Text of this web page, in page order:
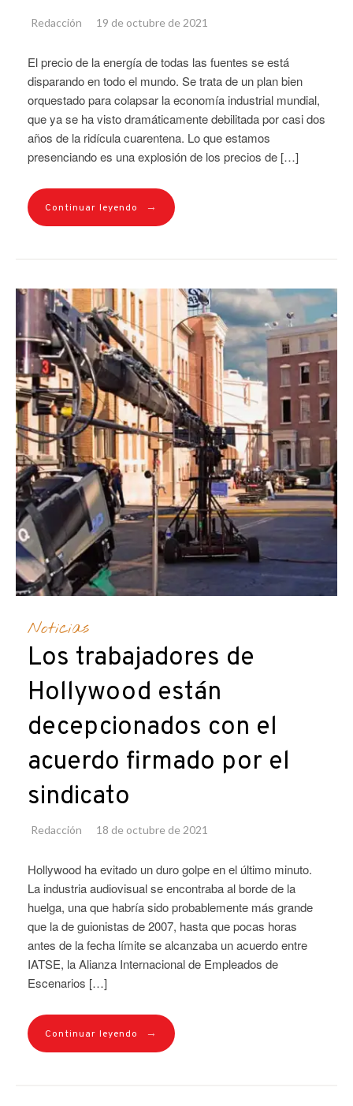
Redacción 19 de octubre de 2021
El precio de la energía de todas las fuentes se está
disparando en todo el mundo. Se trata de un plan bien
orquestado para colapsar la economía industrial mundial,
que ya se ha visto dramáticamente debilitada por casi dos
años de la ridícula cuarentena. Lo que estamos
presenciando es una explosión de los precios de […]
Continuar leyendo →
Noticias
Los trabajadores de
Hollywood están
decepcionados con el
acuerdo firmado por el
sindicato
Redacción 18 de octubre de 2021
Hollywood ha evitado un duro golpe en el último minuto.
La industria audiovisual se encontraba al borde de la
huelga, una que habría sido probablemente más grande
que la de guionistas de 2007, hasta que pocas horas
antes de la fecha límite se alcanzaba un acuerdo entre
IATSE, la Alianza Internacional de Empleados de
Escenarios […]
Continuar leyendo →